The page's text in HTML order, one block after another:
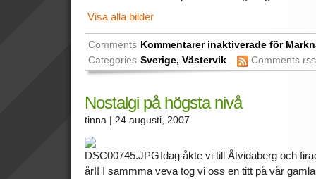
Visa alla bilder
Comments Kommentarer inaktiverade för
Categories Sverige,Västervik Comments rss
Nostalgi på högsta nivå
tinna | 24 augusti, 2007
Idag åkte vi till Åtvidaberg och
år!! I sammma veva tog vi oss en titt på vår